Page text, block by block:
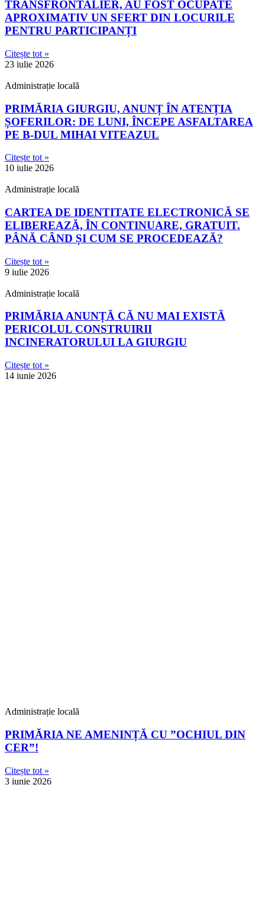
TRANSFRONTALIER, AU FOST OCUPATE
APROXIMATIV UN SFERT DIN LOCURILE
PENTRU PARTICIPANȚI
Citește tot »
23 iulie 2026
Administrație locală
PRIMĂRIA GIURGIU, ANUNȚ ÎN ATENȚIA
ȘOFERILOR: DE LUNI, ÎNCEPE ASFALTAREA
PE B-DUL MIHAI VITEAZUL
Citește tot »
10 iulie 2026
Administrație locală
CARTEA DE IDENTITATE ELECTRONICĂ SE
ELIBEREAZĂ, ÎN CONTINUARE, GRATUIT.
PÂNĂ CÂND ȘI CUM SE PROCEDEAZĂ?
Citește tot »
9 iulie 2026
Administrație locală
PRIMĂRIA ANUNȚĂ CĂ NU MAI EXISTĂ
PERICOLUL CONSTRUIRII
INCINERATORULUI LA GIURGIU
Citește tot »
14 iunie 2026
Administrație locală
PRIMĂRIA NE AMENINȚĂ CU ”OCHIUL DIN
CER”!
Citește tot »
3 iunie 2026